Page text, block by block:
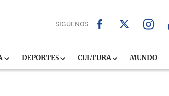
SIGUENOS
DEPORTES CULTURA MUNDO